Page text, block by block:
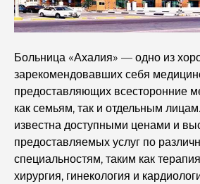
самом сердце города
фитнес на высшем уровне.
Полное руководство по
Палм-Джумейра
Откройте для себя лучшие
Business Bay, Дубай.
Больница «Ахалия» — одно из
зарекомендовавших себя
предоставляющих всесторонние
как семьям, так и отдельным
известна доступными ценами и
предоставляемых услуг по
специальностям, таким как
хирургия, гинекология и